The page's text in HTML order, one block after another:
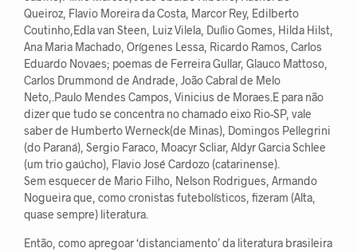
Queiroz, Flavio Moreira da Costa, Marcor Rey, Edilberto
Coutinho,Edla van Steen, Luiz Vilela, Duílio Gomes, Hilda Hilst,
Ana Maria Machado, Orígenes Lessa, Ricardo Ramos, Carlos
Eduardo Novaes; poemas de Ferreira Gullar, Glauco Mattoso,
Carlos Drummond de Andrade, João Cabral de Melo
Neto,.Paulo Mendes Campos, Vinicius de Moraes.E para não
dizer que tudo se concentra no chamado eixo Rio-SP, vale
saber de Humberto Werneck(de Minas), Domingos Pellegrini
(do Paraná), Sergio Faraco, Moacyr Scliar, Aldyr Garcia Schlee
(um trio gaúcho), Flavio José Cardozo (catarinense).
Sem esquecer de Mario Filho, Nelson Rodrigues, Armando
Nogueira que, como cronistas futebolísticos, fizeram (Alta,
quase sempre) literatura.
Então, como apregoar ‘distanciamento’ da literatura brasileira